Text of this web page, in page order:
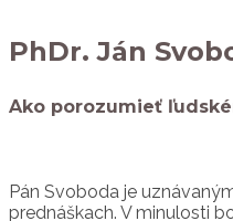
PhDr. Ján
Ako porozumieť
Pán Svoboda je
prednáškach. V minulosti